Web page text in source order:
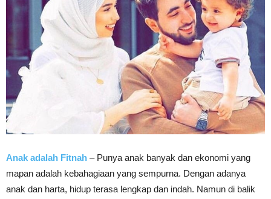
Anak adalah Fitnah – Punya anak banyak dan ekonomi yang
mapan adalah kebahagiaan yang sempurna. Dengan adanya
anak dan harta, hidup terasa lengkap dan indah. Namun di balik